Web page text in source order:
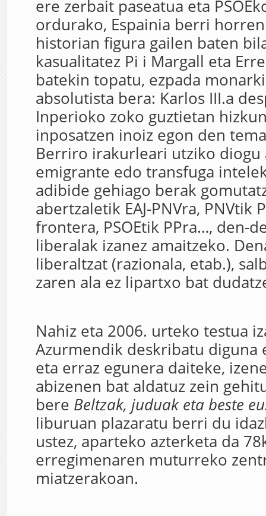
ere zerbait paseatua eta
ordurako, Espainia berri
historian figura gailen baten
kasualitatez Pi i Margall eta
batekin topatu, ezpada
absolutista bera: Karlos III.a
Inperioko zoko guztietan
inposatzen inoiz egon den
Berriro irakurleari utziko diogu
emigrante edo transfuga
adibide gehiago berak
abertzaletik EAJ-PNVra, PNVtik
frontera, PSOEtik PPra…, den-
liberalak izanez amaitzeko.
liberaltzat (razionala, etab.),
zaren ala ez lipartxo bat
Nahiz eta 2006. urteko testua
Azurmendik deskribatu diguna
eta erraz egunera daiteke,
abizenen bat aldatuz zein
bere Beltzak, juduak eta beste
liburuan plazaratu berri du
ustez, aparteko azterketa da
erregimenaren muturreko
miatzerakoan.